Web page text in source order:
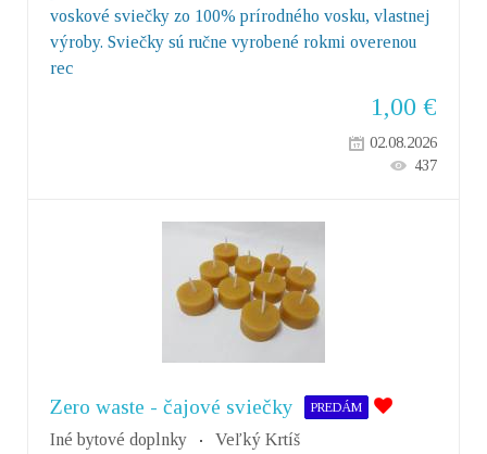
voskové sviečky zo 100% prírodného vosku, vlastnej
výroby. Sviečky sú ručne vyrobené rokmi overenou
rec
1,00 €
02.08.2026
437
Zero waste - čajové sviečky PREDÁM
Iné bytové doplnky Veľký Krtíš